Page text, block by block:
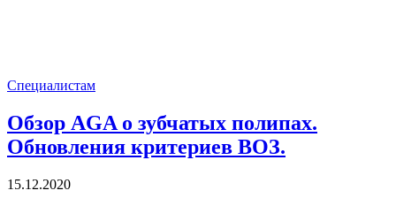
Специалистам
Обзор AGA о зубчатых полипах.
Обновления критериев ВОЗ.
15.12.2020